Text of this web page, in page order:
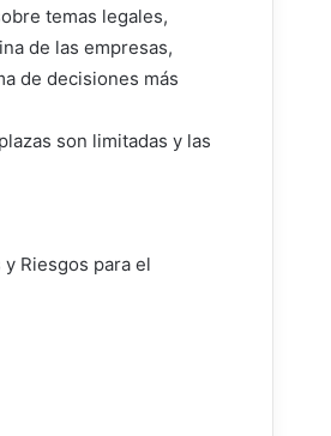
temas legales,
de las empresas,
de decisiones más
son limitadas y las
Riesgos para el